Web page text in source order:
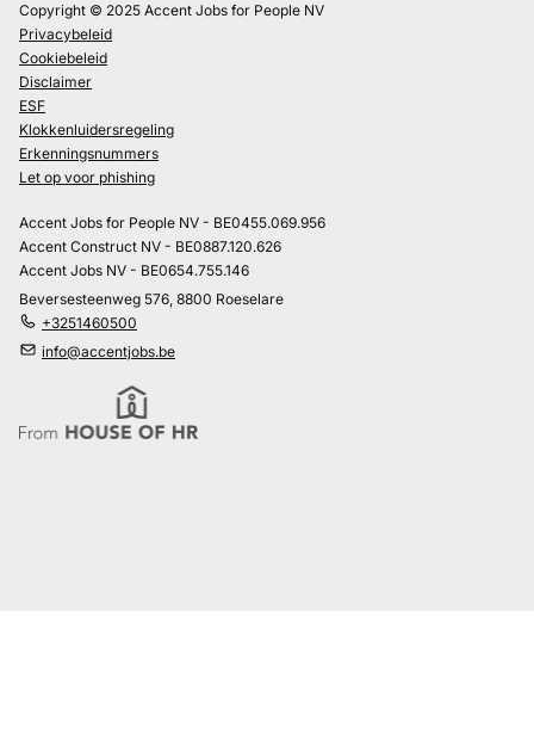
Copyright © 2025 Accent Jobs for People NV
Privacybeleid
Cookiebeleid
Disclaimer
ESF
Klokkenluidersregeling
Erkenningsnummers
Let op voor phishing
Accent Jobs for People NV - BE0455.069.956
Accent Construct NV - BE0887.120.626
Accent Jobs NV - BE0654.755.146
Beversesteenweg 576, 8800 Roeselare
+3251460500
info@accentjobs.be